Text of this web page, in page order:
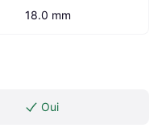
18.0 mm
Oui